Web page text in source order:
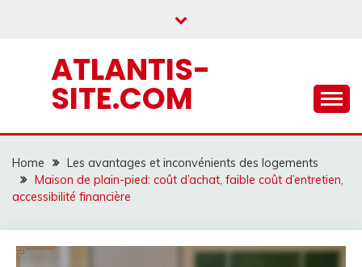
ATLANTIS-
SITE.COM
Home
Les avantages et inconvénients des logements
Maison de plain-pied: coût d’achat, faible coût d’entretien,
accessibilité financière